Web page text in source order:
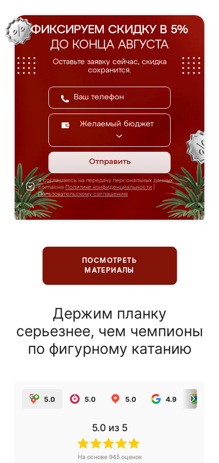
ФИКСИРУЕМ СКИДКУ В 5%
ДО КОНЦА АВГУСТА
Оставьте заявку сейчас, скидка
сохранится.
Желаемый бюджет
Отправить
Я соглашаюсь на передачу персональных данных
согласно Политике конфиденциальности
Пользовательскому соглашению
ПОСМОТРЕТЬ
МАТЕРИАЛЫ
Держим планку
серьезнее, чем чемпионы
по фигурному катанию
5.0 5.0 5.0 4.9
5.0 из 5
На основе 945оценок